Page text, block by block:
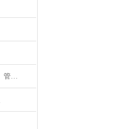
管道非开挖修复之碎（裂）管法修复技术